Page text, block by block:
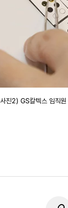
사진2) GS칼텍스 임직원